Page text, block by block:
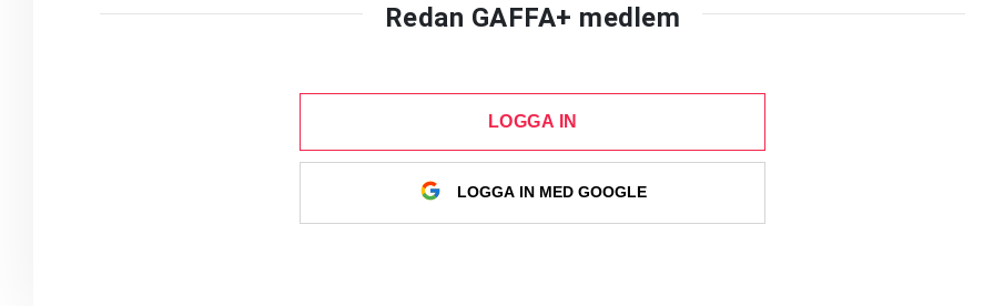
Redan GAFFA+ medlem
LOGGA IN
LOGGA IN MED GOOGLE